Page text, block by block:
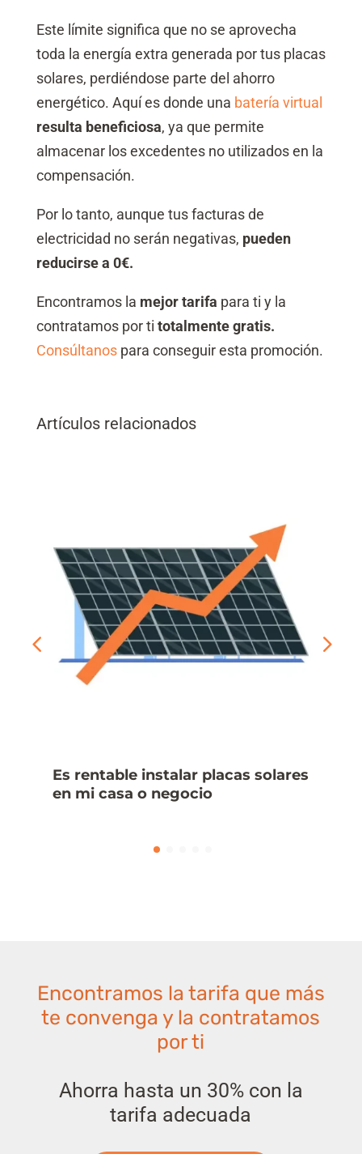
Este límite significa que no se aprovecha
toda la energía extra generada por tus placas
solares, perdiéndose parte del ahorro
energético. Aquí es donde una batería virtual
resulta beneficiosa, ya que permite
almacenar los excedentes no utilizados en la
compensación.
Por lo tanto, aunque tus facturas de
electricidad no serán negativas, pueden
reducirse a 0€.
Encontramos la mejor tarifa para ti y la
contratamos por ti totalmente gratis.
Consúltanospara conseguir esta promoción.
Artículos relacionados
Es rentable instalar placas solares
en mi casa o negocio
Encontramos la tarifa que más
te convenga y la contratamos
por ti
Ahorra hasta un 30% con la
tarifa adecuada